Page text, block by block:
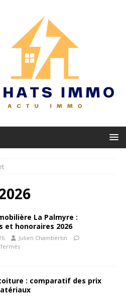
La Palmyre :
et honoraires 2026
Julien Chambertin
: comparatif des prix